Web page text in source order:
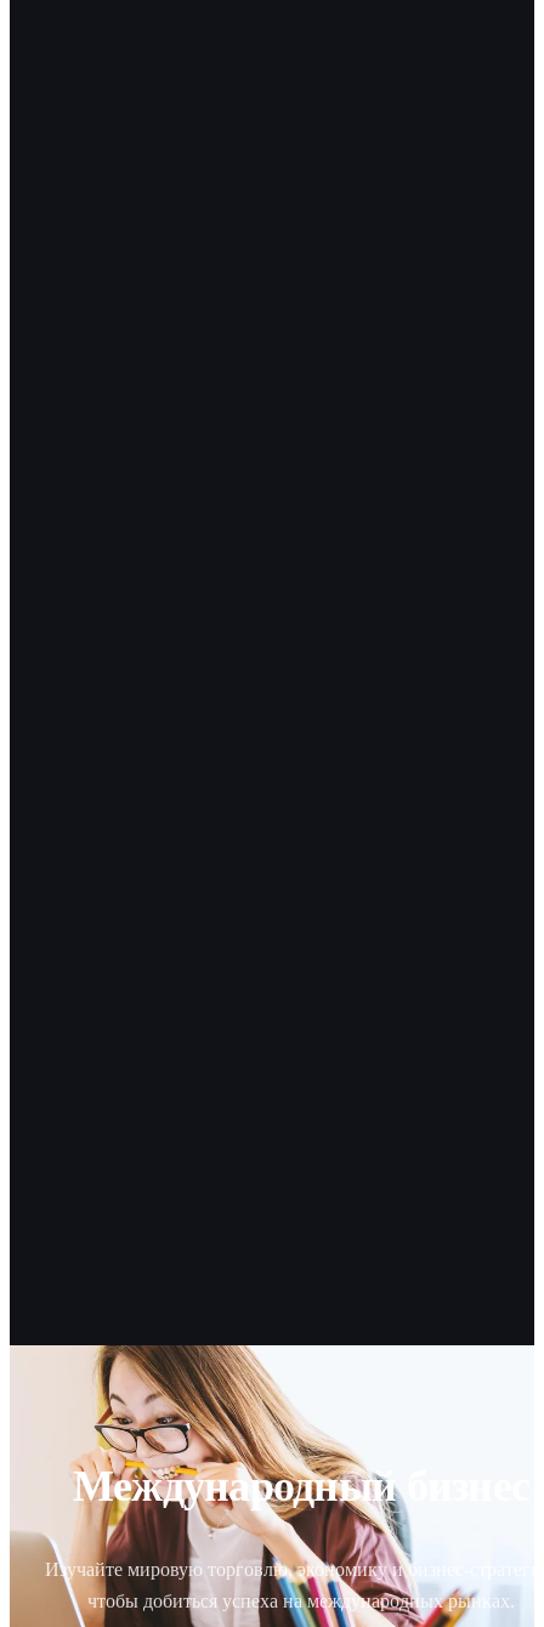
Международный бизнес
Изучайте мировую торговлю, экономику и бизнес-
чтобы добиться успеха на международных рынках.